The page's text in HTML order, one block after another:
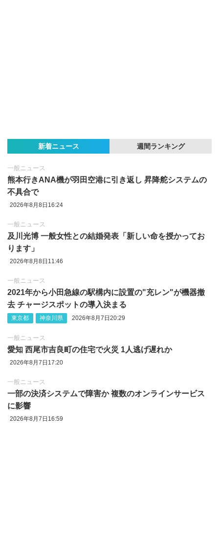
新着ニュース 週間ランキング
一般ニュース
熊本行きANA機が羽田空港に引き返し 昇降舵システムの
不具合で
2026年8月8日16:24
一般ニュース
及川光博 一般女性との結婚発表「新しい命を授かってお
ります」
2026年8月8日11:46
一般ニュース
2021年から小田急線の駅構内に設置の"充レン"が機器撤
去 チャージスポットの導入決まる
東京都 神奈川県 2026年8月7日20:29
一般ニュース
愛知 西尾市吉良町の住宅で火災 1人逃げ遅れか
2026年8月7日17:20
一般ニュース
一部の決済システムで障害か 複数のオンラインサービス
に影響
2026年8月7日16:59